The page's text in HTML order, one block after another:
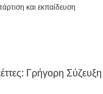
και εκπαίδευση
Γρήγορη